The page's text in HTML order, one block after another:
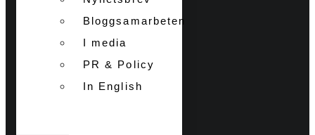
Bloggsamarbeten
I media
PR & Policy
In English